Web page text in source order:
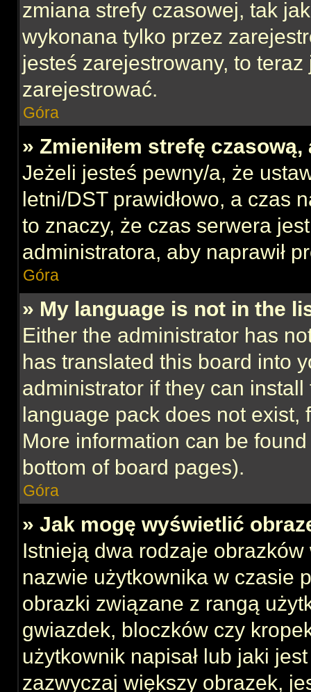
zmiana strefy czasowej, tak
wykonana tylko przez
jesteś zarejestrowany, to
zarejestrować.
Góra
» Zmieniłem strefę
Jeżeli jesteś pewny/a, że
letni/DST prawidłowo, a czas
to znaczy, że czas serwera
administratora, aby naprawił
Góra
» My language is not in the
Either the administrator has
has translated this board into
administrator if they can
language pack does not exist,
More information can be
bottom of board pages).
Góra
» Jak mogę wyświetlić
Istnieją dwa rodzaje
nazwie użytkownika w czasie
obrazki związane z rangą
gwiazdek, bloczków czy
użytkownik napisał lub jaki
zazwyczaj większy obrazek,